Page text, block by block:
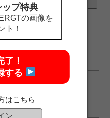
ップ特典
の画像を
ト！
了！
する
はこちら
ン